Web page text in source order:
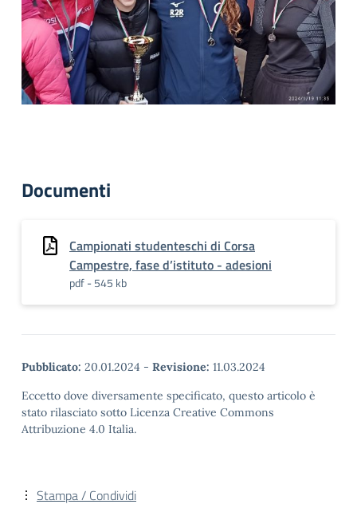
Documenti
Campionati studenteschi di Corsa
Campestre, fase d’istituto - adesioni
pdf - 545 kb
Pubblicato: 20.01.2024 - Revisione: 11.03.2024
Eccetto dove diversamente specificato, questo articolo è
stato rilasciato sotto Licenza Creative Commons
Attribuzione 4.0 Italia.
Stampa / Condividi